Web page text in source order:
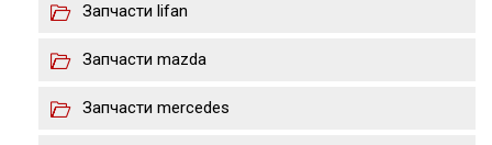
Запчасти lifan
Запчасти mazda
Запчасти merсedes